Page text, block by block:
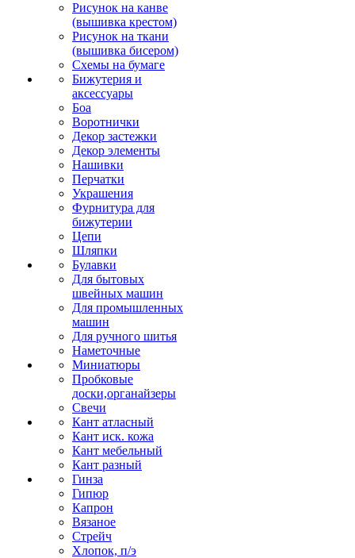
Рисунок на канве
(вышивка крестом)
Рисунок на ткани
(вышивка бисером)
Схемы на бумаге
Бижутерия и
аксессуары
Боа
Воротнички
Декор застежки
Декор элементы
Нашивки
Перчатки
Украшения
Фурнитура для
бижутерии
Цепи
Шляпки
Булавки
Для бытовых
швейных машин
Для промышленных
машин
Для ручного шитья
Наметочные
Миниатюры
Пробковые
доски,органайзеры
Свечи
Кант атласный
Кант иск. кожа
Кант мебельный
Кант разный
Гинза
Гипюр
Капрон
Вязаное
Стрейч
Хлопок, п/э